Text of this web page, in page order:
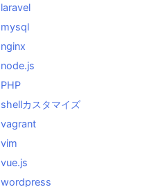
laravel
mysql
nginx
node.js
PHP
shellカスタマイズ
vagrant
vim
vue.js
wordpress